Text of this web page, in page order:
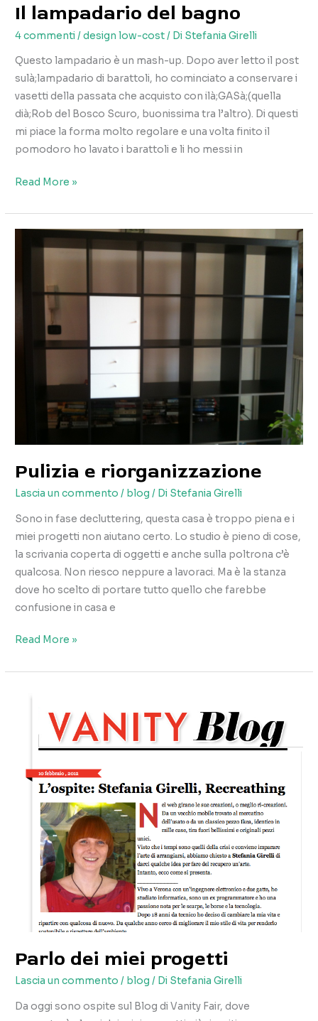
Il lampadario del bagno
4 commenti/design low-cost/ Di Stefania Girelli
Questo lampadario è un mash-up. Dopo aver letto il post
sulà;lampadario di barattoli, ho cominciato a conservare i
vasetti della passata che acquisto con ilà;GASà;(quella
dià;Rob del Bosco Scuro, buonissima tra l’altro). Di questi
mi piace la forma molto regolare e una volta finito il
pomodoro ho lavato i barattoli e li ho messi in
Il
del
Read More »
Pulizia e riorganizzazione
Lascia un commento / blog / Di Stefania Girelli
Sono in fase decluttering, questa casa è troppo piena e i
miei progetti non aiutano certo. Lo studio è pieno di cose,
la scrivania coperta di oggetti e anche sulla poltrona c’è
qualcosa. Non riesco neppure a lavoraci. Ma è la stanza
dove ho scelto di portare tutto quello che farebbe
confusione in casa e
Pulizia
riorganizzazione
Read More »
Parlo dei miei progetti
Lascia un commento / blog / Di Stefania Girelli
Da oggi sono ospite sul Blog di Vanity Fair, dove